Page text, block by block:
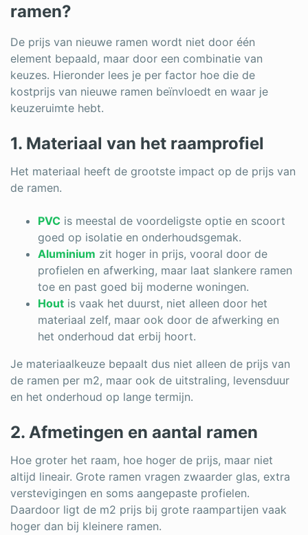
ramen?
De prijs van nieuwe ramen wordt niet door één
element bepaald, maar door een combinatie van
keuzes. Hieronder lees je per factor hoe die de
kostprijs van nieuwe ramen beïnvloedt en waar je
keuzeruimte hebt.
1. Materiaal van het raamprofiel
Het materiaal heeft de grootste impact op de prijs van
de ramen.
PVC is meestal de voordeligste optie en scoort
goed op isolatie en onderhoudsgemak.
Aluminium zit hoger in prijs, vooral door de
profielen en afwerking, maar laat slankere ramen
toe en past goed bij moderne woningen.
Hout is vaak het duurst, niet alleen door het
materiaal zelf, maar ook door de afwerking en
het onderhoud dat erbij hoort.
Je materiaalkeuze bepaalt dus niet alleen de prijs van
de ramen per m2, maar ook de uitstraling, levensduur
en het onderhoud op lange termijn.
2. Afmetingen en aantal ramen
Hoe groter het raam, hoe hoger de prijs, maar niet
altijd lineair. Grote ramen vragen zwaarder glas, extra
verstevigingen en soms aangepaste profielen.
Daardoor ligt de m2 prijs bij grote raampartijen vaak
hoger dan bij kleinere ramen.